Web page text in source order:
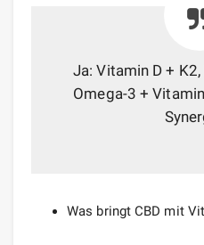
Ja: Vitamin D +
Omega-3 +
Was bringt CBD mit